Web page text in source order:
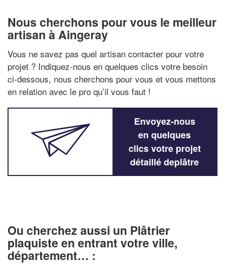
Nous cherchons pour vous le meilleur
artisan à Aingeray
Vous ne savez pas quel artisan contacter pour votre
projet ? Indiquez-nous en quelques clics votre besoin
ci-dessous, nous cherchons pour vous et vous mettons
en relation avec le pro qu’il vous faut !
Envoyez-nous
en quelques
clics votre projet
détaillé deplâtre
Ou cherchez aussi un Plâtrier
plaquiste en entrant votre ville,
département… :